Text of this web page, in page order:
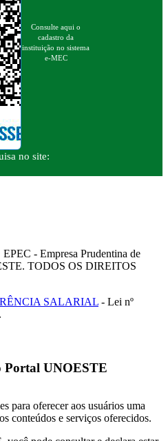
Consulte aqui o
cadastro da
instituição no sistema
e-MEC
no site:
EPEC - Empresa Prudentina de
TODOS OS DIREITOS
SALARIAL - Lei nº
Portal UNOESTE
para oferecer aos usuários uma
conteúdos e serviços oferecidos.